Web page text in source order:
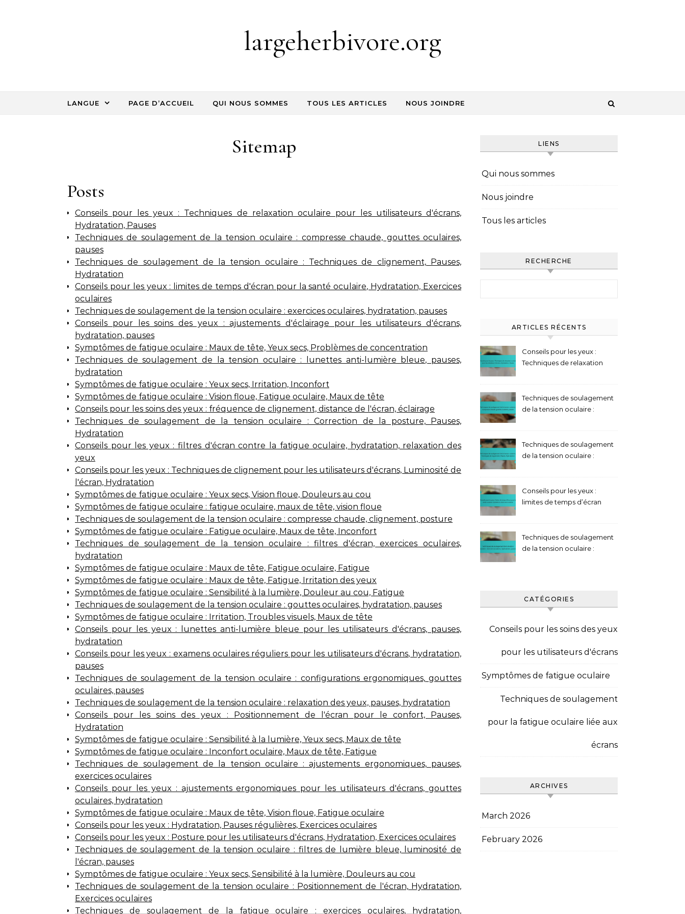
largeherbivore.org
LANGUE PAGE D’ACCUEIL QUI NOUS SOMMES TOUS LES ARTICLES NOUS JOINDRE
Sitemap
Posts
Conseils pour les yeux : Techniques de relaxation oculaire pour les utilisateurs d'écrans,
Hydratation, Pauses
Techniques de soulagement de la tension oculaire : compresse chaude, gouttes oculaires,
pauses
Techniques de soulagement de la tension oculaire : Techniques de clignement, Pauses,
Hydratation
Conseils pour les yeux : limites de temps d'écran pour la santé oculaire, Hydratation, Exercices
oculaires
Techniques de soulagement de la tension oculaire : exercices oculaires, hydratation, pauses
Conseils pour les soins des yeux : ajustements d'éclairage pour les utilisateurs d'écrans,
hydratation, pauses
Symptômes de fatigue oculaire : Maux de tête, Yeux secs, Problèmes de concentration
Techniques de soulagement de la tension oculaire : lunettes anti-lumière bleue, pauses,
hydratation
Symptômes de fatigue oculaire : Yeux secs, Irritation, Inconfort
Symptômes de fatigue oculaire : Vision floue, Fatigue oculaire, Maux de tête
Conseils pour les soins des yeux : fréquence de clignement, distance de l'écran, éclairage
Techniques de soulagement de la tension oculaire : Correction de la posture, Pauses,
Hydratation
Conseils pour les yeux : filtres d'écran contre la fatigue oculaire, hydratation, relaxation des
yeux
Conseils pour les yeux : Techniques de clignement pour les utilisateurs d'écrans, Luminosité de
l'écran, Hydratation
Symptômes de fatigue oculaire : Yeux secs, Vision floue, Douleurs au cou
Symptômes de fatigue oculaire : fatigue oculaire, maux de tête, vision floue
Techniques de soulagement de la tension oculaire : compresse chaude, clignement, posture
Symptômes de fatigue oculaire : Fatigue oculaire, Maux de tête, Inconfort
Techniques de soulagement de la tension oculaire : filtres d'écran, exercices oculaires,
hydratation
Symptômes de fatigue oculaire : Maux de tête, Fatigue oculaire, Fatigue
Symptômes de fatigue oculaire : Maux de tête, Fatigue, Irritation des yeux
Symptômes de fatigue oculaire : Sensibilité à la lumière, Douleur au cou, Fatigue
Techniques de soulagement de la tension oculaire : gouttes oculaires, hydratation, pauses
Symptômes de fatigue oculaire : Irritation, Troubles visuels, Maux de tête
Conseils pour les yeux : lunettes anti-lumière bleue pour les utilisateurs d'écrans, pauses,
hydratation
Conseils pour les yeux : examens oculaires réguliers pour les utilisateurs d'écrans, hydratation,
pauses
Techniques de soulagement de la tension oculaire : configurations ergonomiques, gouttes
oculaires, pauses
Techniques de soulagement de la tension oculaire : relaxation des yeux, pauses, hydratation
Conseils pour les soins des yeux : Positionnement de l'écran pour le confort, Pauses,
Hydratation
Symptômes de fatigue oculaire : Sensibilité à la lumière, Yeux secs, Maux de tête
Symptômes de fatigue oculaire : Inconfort oculaire, Maux de tête, Fatigue
Techniques de soulagement de la tension oculaire : ajustements ergonomiques, pauses,
exercices oculaires
Conseils pour les yeux : ajustements ergonomiques pour les utilisateurs d'écrans, gouttes
oculaires, hydratation
Symptômes de fatigue oculaire : Maux de tête, Vision floue, Fatigue oculaire
Conseils pour les yeux : Hydratation, Pauses régulières, Exercices oculaires
Conseils pour les yeux : Posture pour les utilisateurs d'écrans, Hydratation, Exercices oculaires
Techniques de soulagement de la tension oculaire : filtres de lumière bleue, luminosité de
l'écran, pauses
Symptômes de fatigue oculaire : Yeux secs, Sensibilité à la lumière, Douleurs au cou
Techniques de soulagement de la tension oculaire : Positionnement de l'écran, Hydratation,
Exercices oculaires
Techniques de soulagement de la fatigue oculaire : exercices oculaires, hydratation,
LIENS
Qui nous sommes
Nous joindre
Tous les articles
RECHERCHE
ARTICLES RÉCENTS
Conseils pour les yeux :
Techniques de relaxation
Pauses
Techniques de soulagement
de la tension oculaire :
Techniques de soulagement
de la tension oculaire :
Conseils pour les yeux :
limites de temps d’écran
oculaires
Techniques de soulagement
de la tension oculaire :
CATÉGORIES
Conseils pour les soins des yeux
pour les utilisateurs d'écrans
Symptômes de fatigue oculaire
Techniques de soulagement
pour la fatigue oculaire liée aux
écrans
ARCHIVES
March 2026
February 2026